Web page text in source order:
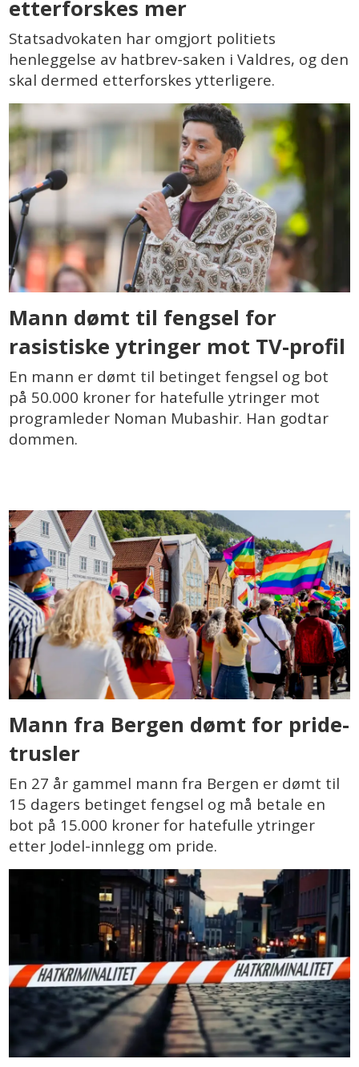
etterforskes mer
Statsadvokaten har omgjort politiets
henleggelse av hatbrev-saken i Valdres, og den
skal dermed etterforskes ytterligere.
Mann dømt til fengsel for
rasistiske ytringer mot TV-profil
En mann er dømt til betinget fengsel og bot
på 50.000 kroner for hatefulle ytringer mot
programleder Noman Mubashir. Han godtar
dommen.
Mann fra Bergen dømt for pride-
trusler
En 27 år gammel mann fra Bergen er dømt til
15 dagers betinget fengsel og må betale en
bot på 15.000 kroner for hatefulle ytringer
etter Jodel-innlegg om pride.